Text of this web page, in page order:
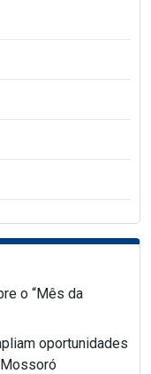
o “Mês da
oportunidades